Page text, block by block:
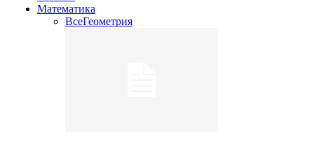
Математика
ВсеГеометрия